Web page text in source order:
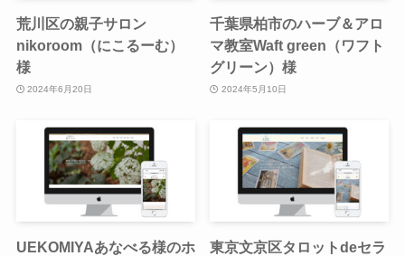
荒川区の親子サロン
nikoroom（にこるーむ）
様
2024年6月20日
千葉県柏市のハーブ＆アロ
マ教室Waft green（ワフト
グリーン）様
2024年5月10日
UEKOMIYAあなべる様のホ
東京文京区タロットdeセラ